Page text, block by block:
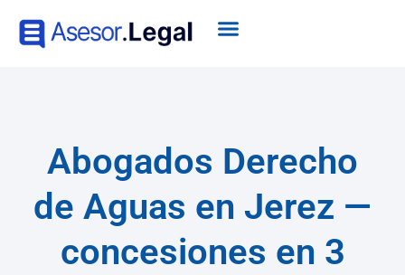
Abogados Derecho
de Aguas en Jerez —
concesiones en 3